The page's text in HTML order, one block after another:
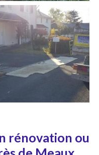
rénovation ou